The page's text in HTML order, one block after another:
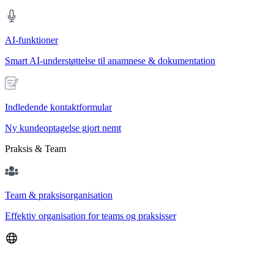
AI-funktioner
Smart AI-understøttelse til anamnese & dokumentation
Indledende kontaktformular
Ny kundeoptagelse gjort nemt
Praksis & Team
Team & praksisorganisation
Effektiv organisation for teams og praksisser